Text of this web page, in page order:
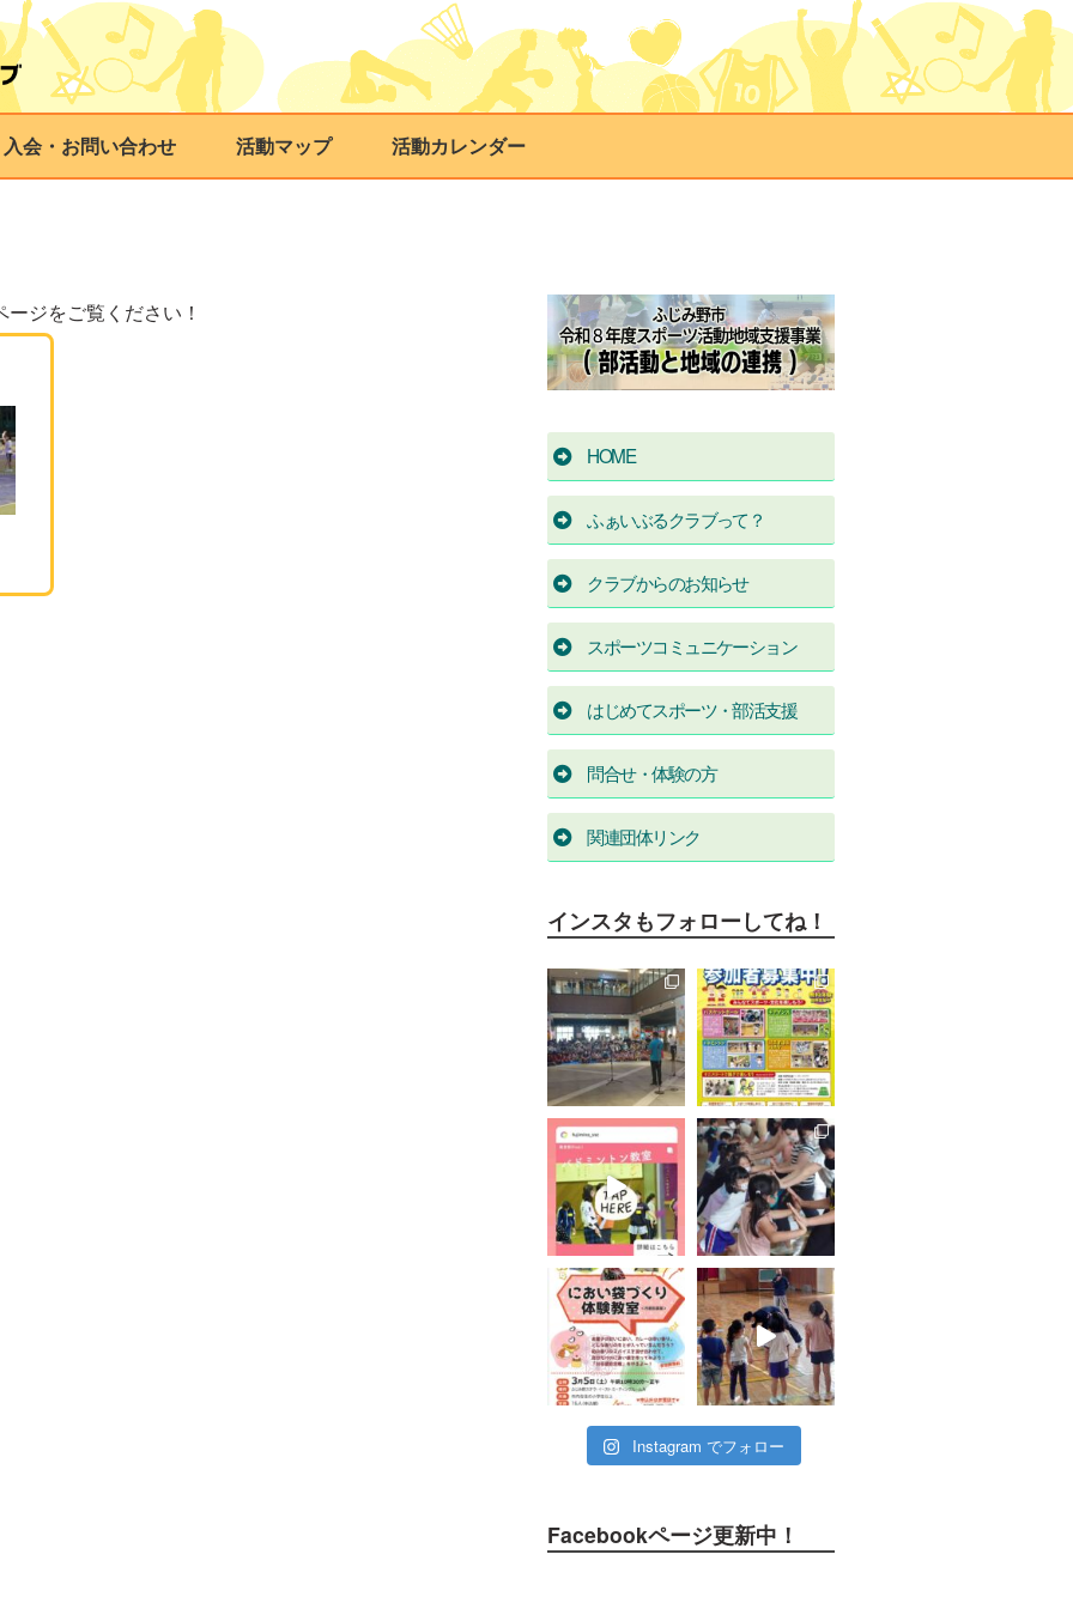
会・お問い合わせ 活動マップ 活動カレンダー
ジをご覧ください！
HOME
ふぁいぶるクラブって？
クラブからのお知らせ
スポーツコミュニケーション
はじめてスポーツ・部活支援
問合せ・体験の方
関連団体リンク
インスタもフォローしてね！
Instagram でフォロー
Facebookページ更新中！